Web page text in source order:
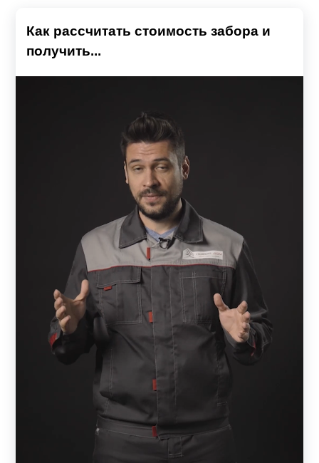
Как рассчитать стоимость забора и
получить...